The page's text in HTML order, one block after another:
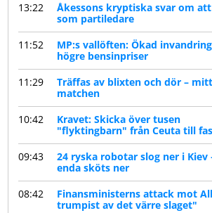
13:22
Åkessons kryptiska svar om
som partiledare
11:52
MP:s vallöften: Ökad
högre bensinpriser
11:29
Träffas av blixten och dör –
matchen
10:42
Kravet: Skicka över tusen
"flyktingbarn" från Ceuta till
09:43
24 ryska robotar slog ner i Kiev
enda sköts ner
08:42
Finansministerns attack mot
trumpist av det värre slaget"